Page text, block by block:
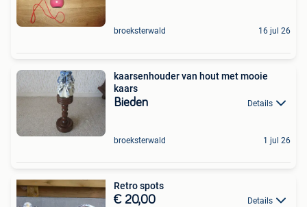
broeksterwald 16 jul 26
kaarsenhouder van hout met mooie
kaars
Bieden Details
broeksterwald 1 jul 26
Retro spots
€ 20,00 Details